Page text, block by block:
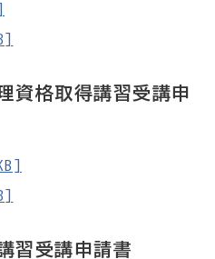
資格取得講習受講申
習受講申請書